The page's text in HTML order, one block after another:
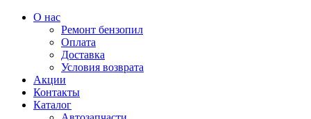
О нас
Ремонт бензопил
Оплата
Доставка
Условия возврата
Акции
Контакты
Каталог